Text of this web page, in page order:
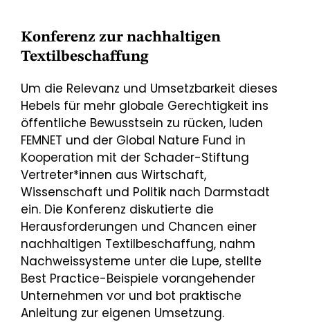
Konferenz zur nachhaltigen
Textilbeschaffung
Um die Relevanz und Umsetzbarkeit dieses
Hebels für mehr globale Gerechtigkeit ins
öffentliche Bewusstsein zu rücken, luden
FEMNET und der Global Nature Fund in
Kooperation mit der Schader-Stiftung
Vertreter*innen aus Wirtschaft,
Wissenschaft und Politik nach Darmstadt
ein. Die Konferenz diskutierte die
Herausforderungen und Chancen einer
nachhaltigen Textilbeschaffung, nahm
Nachweissysteme unter die Lupe, stellte
Best Practice-Beispiele vorangehender
Unternehmen vor und bot praktische
Anleitung zur eigenen Umsetzung.